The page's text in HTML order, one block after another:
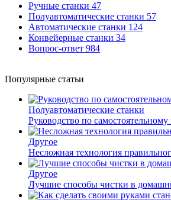
Ручные станки 47
Полуавтоматические станки 57
Автоматические станки 124
Конвейерные станки 34
Вопрос-ответ 984
Популярные статьи
Полуавтоматические станки
Руководство по
Другое
Несложная технология
Другое
Лучшие способы чистки в